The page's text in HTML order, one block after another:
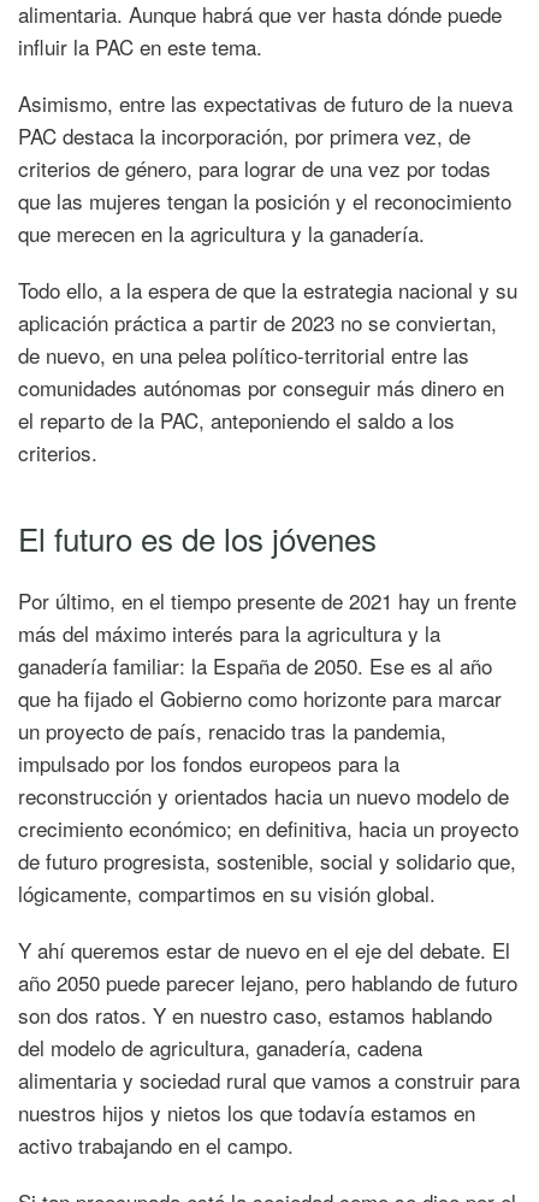
alimentaria. Aunque habrá que ver hasta dónde puede
influir la PAC en este tema.
Asimismo, entre las expectativas de futuro de la nueva
PAC destaca la incorporación, por primera vez, de
criterios de género, para lograr de una vez por todas
que las mujeres tengan la posición y el reconocimiento
que merecen en la agricultura y la ganadería.
Todo ello, a la espera de que la estrategia nacional y su
aplicación práctica a partir de 2023 no se conviertan,
de nuevo, en una pelea político-territorial entre las
comunidades autónomas por conseguir más dinero en
el reparto de la PAC, anteponiendo el saldo a los
criterios.
El futuro es de los jóvenes
Por último, en el tiempo presente de 2021 hay un frente
más del máximo interés para la agricultura y la
ganadería familiar: la España de 2050. Ese es al año
que ha fijado el Gobierno como horizonte para marcar
un proyecto de país, renacido tras la pandemia,
impulsado por los fondos europeos para la
reconstrucción y orientados hacia un nuevo modelo de
crecimiento económico; en definitiva, hacia un proyecto
de futuro progresista, sostenible, social y solidario que,
lógicamente, compartimos en su visión global.
Y ahí queremos estar de nuevo en el eje del debate. El
año 2050 puede parecer lejano, pero hablando de futuro
son dos ratos. Y en nuestro caso, estamos hablando
del modelo de agricultura, ganadería, cadena
alimentaria y sociedad rural que vamos a construir para
nuestros hijos y nietos los que todavía estamos en
activo trabajando en el campo.